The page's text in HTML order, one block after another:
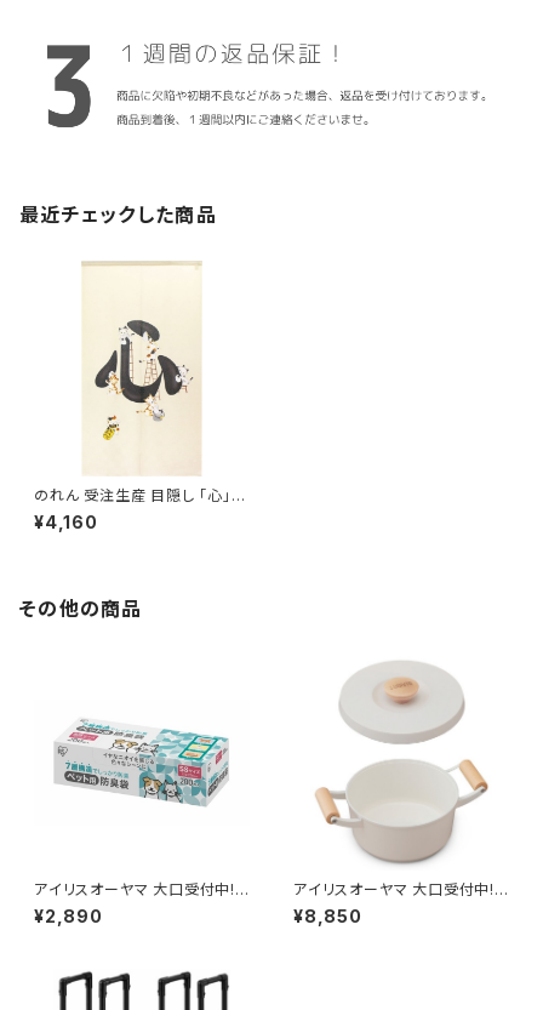
最近チェックした商品
のれん 受注生産 目隠し 「心」
日本製 和風 猫 / 家具・インテリ
ア ファブリック・敷物
¥4,160
その他の商品
アイリスオーヤマ 大口受付中!
ペット用品 防臭袋 ペット用防臭
袋 SSサイズ200枚入り / 生活
¥2,890
アイリスオーヤマ 大口受付中!
鍋 無加水鍋 LUONTO 20cm
両手無加水鍋 / 生活雑貨 食器・
¥8,850